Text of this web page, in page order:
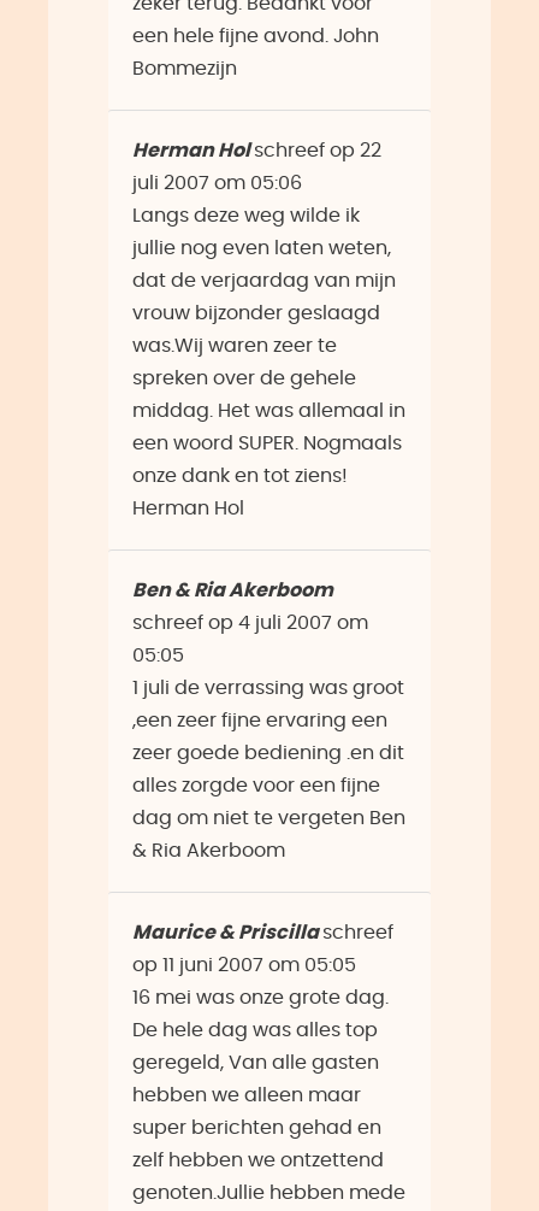
een hele fijne avond. John
Bommezijn
Herman Hol schreef op 22
juli 2007 om 05:06
Langs deze weg wilde ik
jullie nog even laten weten,
dat de verjaardag van mijn
vrouw bijzonder geslaagd
was.Wij waren zeer te
spreken over de gehele
middag. Het was allemaal in
een woord SUPER. Nogmaals
onze dank en tot ziens!
Herman Hol
Ben & Ria Akerboom
schreef op 4 juli 2007 om
05:05
1 juli de verrassing was groot
,een zeer fijne ervaring een
zeer goede bediening .en dit
alles zorgde voor een fijne
dag om niet te vergeten Ben
& Ria Akerboom
Maurice & Priscilla schreef
op 11 juni 2007 om 05:05
16 mei was onze grote dag.
De hele dag was alles top
geregeld, Van alle gasten
hebben we alleen maar
super berichten gehad en
zelf hebben we ontzettend
genoten.Jullie hebben mede